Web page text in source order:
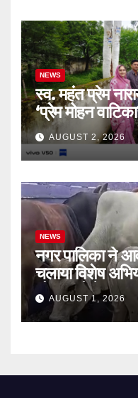
में जोड़ने की मांग
वृक्षारोपण
NEWS
स्व. महंत प्रेम
‘प्रेम मोहन
AUGUST 2, 2026
NEWS
नगर पालिका ने
चलाया विशेष
गौशाला भेजे गए,
मेवाड़ा ने
AUGUST 1, 2026